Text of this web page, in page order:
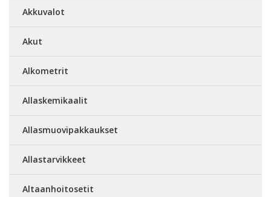
Akkuvalot
Akut
Alkometrit
Allaskemikaalit
Allasmuovipakkaukset
Allastarvikkeet
Altaanhoitosetit